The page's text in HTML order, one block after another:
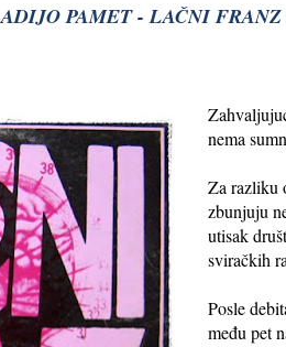
ADIJO PAMET - LAČNI
nema
Za razliku
zbunjuju
utisak
sviračkih
Posle
među pet